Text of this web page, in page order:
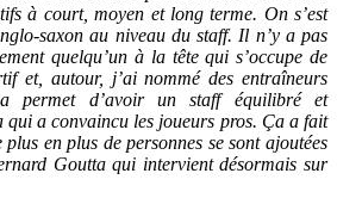
à court, moyen et long terme. On s’est
saxon au niveau du staff. Il n’y a pas
quelqu’un à la tête qui s’occupe de
et, autour, j’ai nommé des entraîneurs
permet d’avoir un staff équilibré et
qui a convaincu les joueurs pros. Ça a fait
en plus de personnes se sont ajoutées
Goutta qui intervient désormais sur